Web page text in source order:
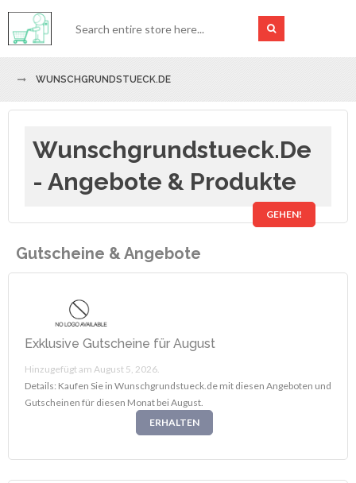
WUNSCHGRUNDSTUECK.DE
Wunschgrundstueck.de
- Angebote & Produkte
GEHEN!
Gutscheine & Angebote
Exklusive Gutscheine für August
Hinzugefügt am August 5, 2026.
Details: Kaufen Sie in Wunschgrundstueck.de mit diesen Angeboten und
Gutscheinen für diesen Monat bei August.
ERHALTEN